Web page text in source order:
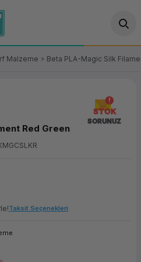
OT/VT Ürünleri
Fiş Yazıcı
Malzeme Beta PLA-Magic Silk
STOK
SORUNUZ
Red Green
Taksit Seçenekleri